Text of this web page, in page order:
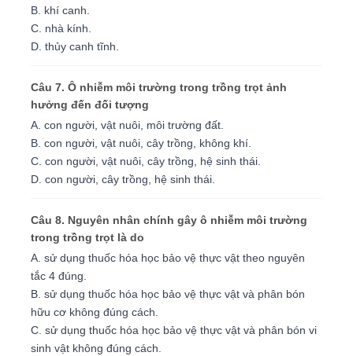
B. khí canh.
C. nhà kính.
D. thủy canh tĩnh.
Câu 7. Ô nhiễm môi trường trong trồng trọt ảnh
hưởng đến đối tượng
A. con người, vật nuôi, môi trường đất.
B. con người, vật nuôi, cây trồng, không khí.
C. con người, vật nuôi, cây trồng, hệ sinh thái.
D. con người, cây trồng, hệ sinh thái.
Câu 8. Nguyên nhân chính gây ô nhiễm môi trường
trong trồng trọt là do
A. sử dụng thuốc hóa học bảo vệ thực vật theo nguyên
tắc 4 đúng.
B. sử dụng thuốc hóa học bảo vệ thực vật và phân bón
hữu cơ không đúng cách.
C. sử dụng thuốc hóa học bảo vệ thực vật và phân bón vi
sinh vật không đúng cách.